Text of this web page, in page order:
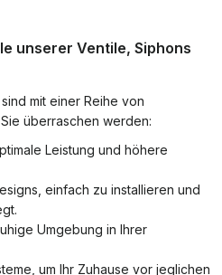
unserer Ventile, Siphons
mit einer Reihe von
überraschen werden:
Leistung und höhere
einfach zu installieren und
Umgebung in Ihrer
um Ihr Zuhause vor jeglichen